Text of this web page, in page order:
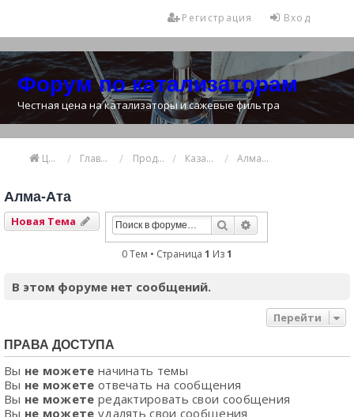
Вход
Регистрация
Форум по катализаторам
Честная цена на катализаторы и сажевые фильтра
Цена катализатора Главная Продажа и покупка катализаторов Казахстан Алма-Ата
Алма-Ата
Новая Тема Поиск
0 Тем • Страница 1 Из1
В этом форуме нет сообщений.
Перейти
ПРАВА ДОСТУПА
Вы не можете начинать темы
Вы не можете отвечать на сообщения
Вы не можете редактировать свои сообщения
Вы не можете удалять свои сообщения